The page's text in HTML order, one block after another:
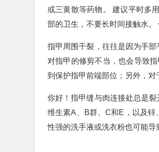
或三黄散等药物。 建议平时多
部的卫生，不要长时间接触水。
指甲周围干裂，往往是因为手
对指甲的修剪不当，也会导致
到保护指甲前端部位；另外，对
你好！指甲缝与肉连接处总是
维生素A、B群、C和E，以及锌
性强的洗手液或洗衣粉也可能导